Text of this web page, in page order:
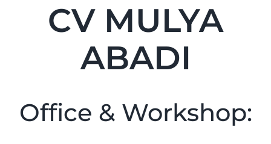
CV MULYA
ABADI
Office & Workshop: